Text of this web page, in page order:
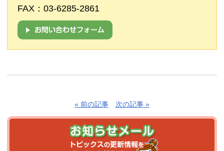
FAX：03-6285-2861
« 前の記事 次の記事 »